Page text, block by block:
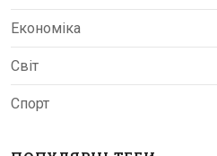
Економіка
Світ
Спорт